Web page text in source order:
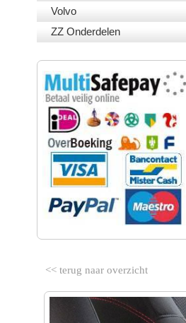
Volvo
ZZ Onderdelen
<< terug naar overzicht